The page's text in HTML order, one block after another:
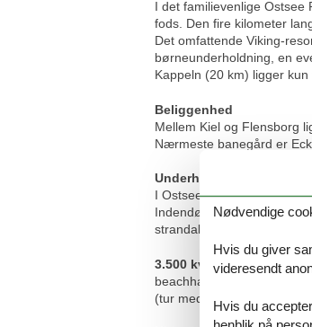
I det familievenlige
fods. Den fire kilometer
Det omfattende Viking-
børneunderholdning, en
Kappeln (20 km) ligger
Beliggenhed
Mellem Kiel og Flensborg
Nærmeste banegård er
Underholdning /
I Ostseeresort Damp er
Indendørs sjov iFunhalla,
strandaktiviteter,
3.500 kvm indendørs
beachhal, badmintonhal,
(tur med elektriske jeeps),
Nødvendige
Hvis du giver
videresendt
Hvis du